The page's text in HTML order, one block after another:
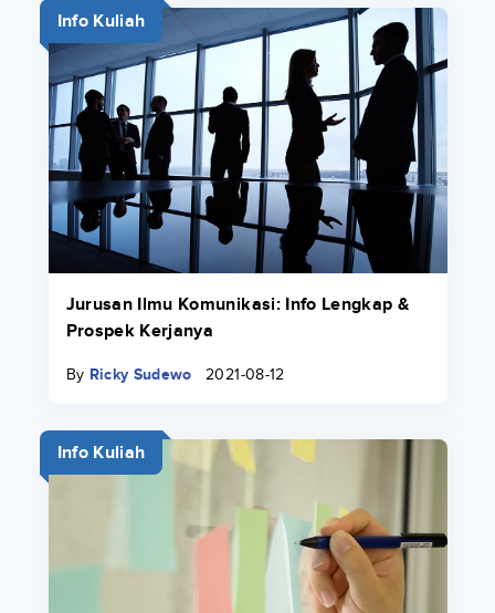
Info Kuliah
Jurusan Ilmu Komunikasi: Info Lengkap &
Prospek Kerjanya
By Ricky Sudewo 2021-08-12
Info Kuliah